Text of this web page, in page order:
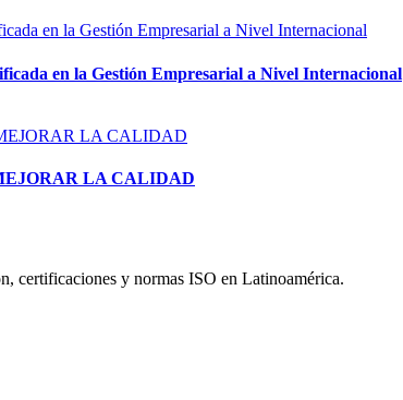
en la Gestión Empresarial a Nivel Internacional
LA CALIDAD
certificaciones y normas ISO en Latinoamérica.